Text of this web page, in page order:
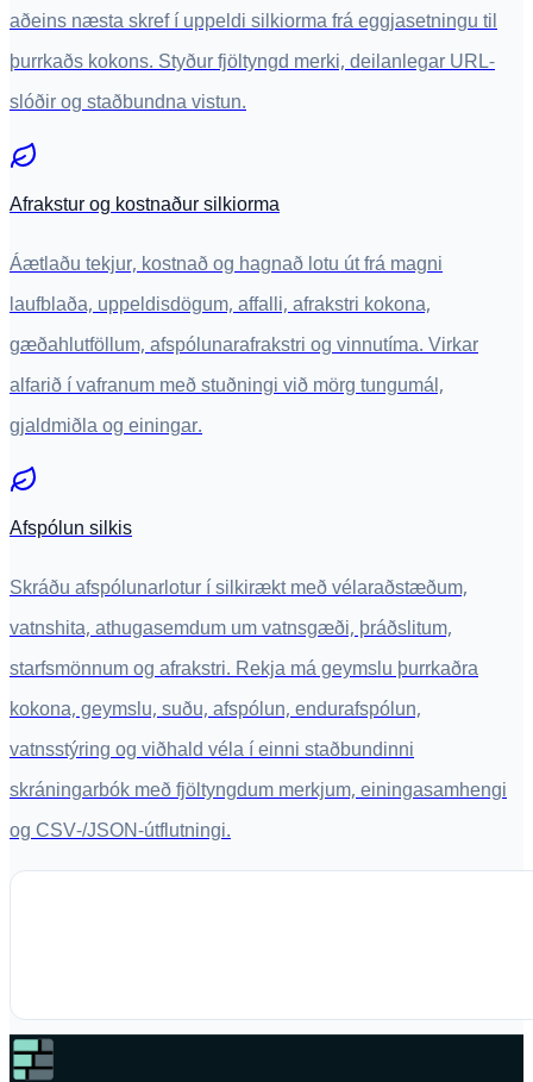
aðeins næsta skref í uppeldi silkiorma frá eggjasetningu til
þurrkaðs kokons. Styður fjöltyngd merki, deilanlegar URL-
slóðir og staðbundna vistun.
Afrakstur og kostnaður silkiorma
Áætlaðu tekjur, kostnað og hagnað lotu út frá magni
laufblaða, uppeldisdögum, affalli, afrakstri kokona,
gæðahlutföllum, afspólunarafrakstri og vinnutíma. Virkar
alfarið í vafranum með stuðningi við mörg tungumál,
gjaldmiðla og einingar.
Afspólun silkis
Skráðu afspólunarlotur í silkirækt með vélaraðstæðum,
vatnshita, athugasemdum um vatnsgæði, þráðslitum,
starfsmönnum og afrakstri. Rekja má geymslu þurrkaðra
kokona, geymslu, suðu, afspólun, endurafspólun,
vatnsstýring og viðhald véla í einni staðbundinni
skráningarbók með fjöltyngdum merkjum, einingasamhengi
og CSV-/JSON-útflutningi.